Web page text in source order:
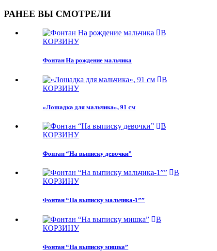
РАНЕЕ ВЫ СМОТРЕЛИ
В
КОРЗИНУ
Фонтан На рождение мальчика
В
КОРЗИНУ
«Лошадка для мальчика», 91 см
В
КОРЗИНУ
Фонтан “На выписку девочки”
В
КОРЗИНУ
Фонтан “На выписку мальчика-1””
В
КОРЗИНУ
Фонтан “На выписку мишка”